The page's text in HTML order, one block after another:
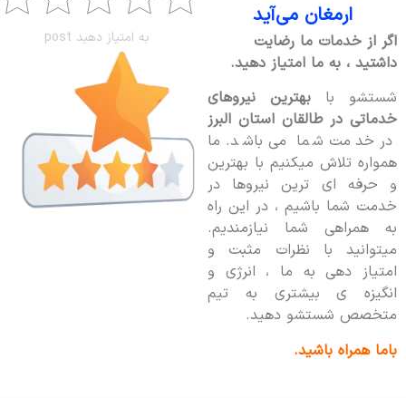
ارمغان می‌آید
اگر از خدمات ما رضایت
داشتید ، به ما امتیاز دهید.
شستشو با
بهترین نیروهای
خدماتی در طالقان استان البرز
در خدمت شما می باشد. ما
همواره تلاش میکنیم با بهترین
و حرفه ای ترین نیروها در
خدمت شما باشیم ، در این راه
به همراهی شما نیازمندیم.
میتوانید با نظرات مثبت و
امتیاز دهی به ما ، انرژی و
انگیزه ی بیشتری به تیم
متخصص شستشو دهید.
باما همراه باشید.
به امتیاز دهید post